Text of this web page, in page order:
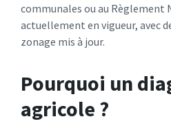
communales ou au Règlement
actuellement en vigueur, avec
zonage mis à jour.​
Pourquoi un
agricole ?